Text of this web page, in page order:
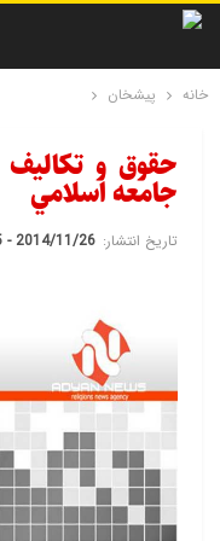
خانه پیشخان
حقوق و
جامعه اسلامي
تاریخ انتشار: 2014/11/26 - 6:15 ب.ظ